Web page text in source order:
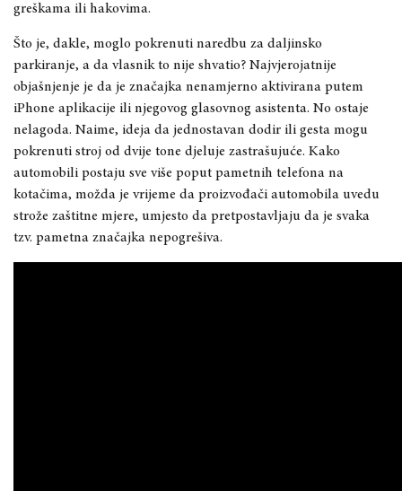
greškama ili hakovima.
Što je, dakle, moglo pokrenuti naredbu za daljinsko
parkiranje, a da vlasnik to nije shvatio? Najvjerojatnije
objašnjenje je da je značajka nenamjerno aktivirana putem
iPhone aplikacije ili njegovog glasovnog asistenta. No ostaje
nelagoda. Naime, ideja da jednostavan dodir ili gesta mogu
pokrenuti stroj od dvije tone djeluje zastrašujuće. Kako
automobili postaju sve više poput pametnih telefona na
kotačima, možda je vrijeme da proizvođači automobila uvedu
strože zaštitne mjere, umjesto da pretpostavljaju da je svaka
tzv. pametna značajka nepogrešiva.